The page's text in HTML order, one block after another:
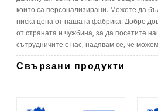
които са персонализирани. Можете да
ниска цена от нашата фабрика. Добре
от страната и чужбина, за да посетите
сътрудничите с нас, надявам се, че
Свързани продукти